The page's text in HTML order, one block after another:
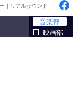
｜リアルサウンド
音楽部
映画部